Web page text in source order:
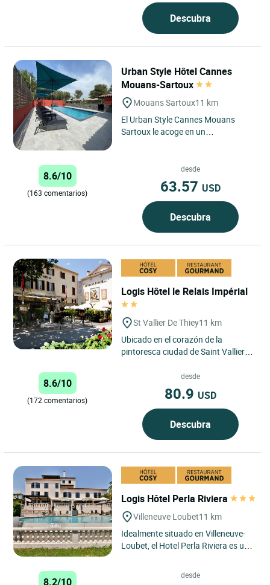
Descubra
Urban Style Hôtel Cannes
Mouans-Sartoux
Mouans Sartoux11 km
El Urban Style Cannes Mouans
Sartoux le acoge en un
8.6/10
(163 comentarios)
desde
63.57 USD
Descubra
Logis Hôtel le Relais Impérial
St Vallier De Thiey11 km
Ubicado en el corazón de la
pintoresca ciudad de Saint Vallier
Logis Hôtel le Relais...
8.6/10
(172 comentarios)
desde
80.9 USD
Descubra
Logis Hôtel Perla Riviera
Villeneuve Loubet11 km
Idealmente situado en Villeneuve-
Loubet, el Hotel Perla Riviera es una
8.2/10
desde